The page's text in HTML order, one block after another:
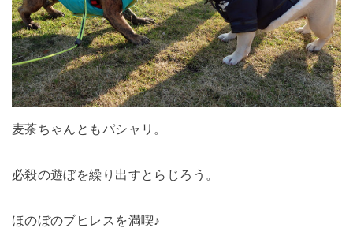
麦茶ちゃんともパシャリ。
必殺の遊ぼを繰り出すとらじろう。
ほのぼのブヒレスを満喫♪